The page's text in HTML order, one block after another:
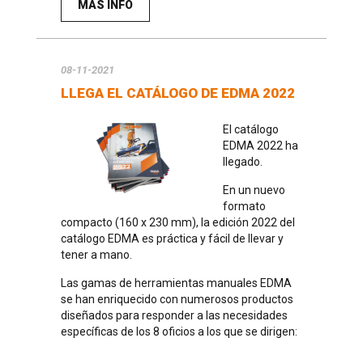
MÁS INFO
08-11-2021
LLEGA EL CATÁLOGO DE EDMA 2022
El catálogo
EDMA 2022 ha
llegado.
En un nuevo
formato
compacto (160 x 230 mm), la edición 2022 del
catálogo EDMA es práctica y fácil de llevar y
tener a mano.
Las gamas de herramientas manuales EDMA
se han enriquecido con numerosos productos
diseñados para responder a las necesidades
específicas de los 8 oficios a los que se dirigen: